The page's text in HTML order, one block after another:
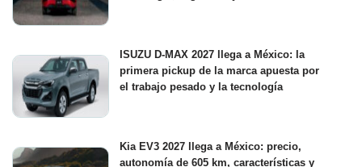
ISUZU D-MAX 2027 llega a México: la
primera pickup de la marca apuesta por
el trabajo pesado y la tecnología
Kia EV3 2027 llega a México: precio,
autonomía de 605 km, características y